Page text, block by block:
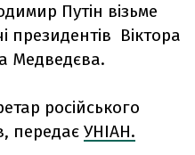
Путін візьме
президентів Віктора
Медведєва.
російського
передає УНІАН.